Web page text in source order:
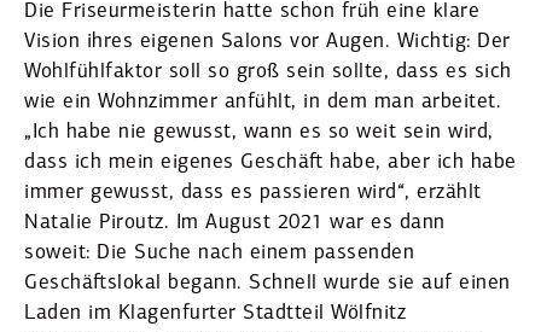
Die Friseur­meis­terin hatte schon früh eine klare
Vision ihres eigenen Salons vor Augen. Wichtig: Der
Wohlfühl­faktor soll so groß sein sollte, dass es sich
wie ein Wohnzimmer anfühlt, in dem man arbeitet.
„Ich habe nie gewusst, wann es so weit sein wird,
dass ich mein eigenes Geschäft habe, aber ich habe
immer gewusst, dass es passieren wird“, erzählt
Natalie Piroutz. Im August 2021 war es dann
soweit: Die Suche nach einem passenden
Geschäfts­lokal begann. Schnell wurde sie auf einen
Laden im Klagen­furter Stadtteil Wölfnitz